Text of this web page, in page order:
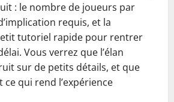
: le nombre de joueurs par
requis, et la
tutoriel rapide pour rentrer
Vous verrez que l’élan
sur de petits détails, et que
ce qui rend l’expérience